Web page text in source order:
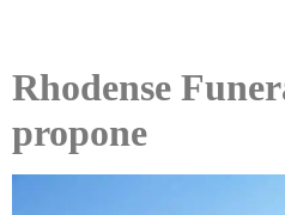
Rhodense
propone